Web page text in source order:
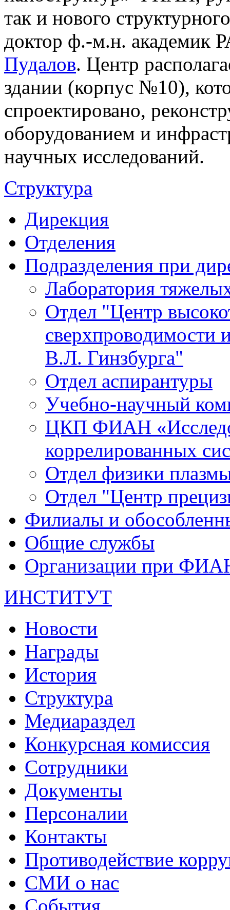
так и нового
доктор ф.-м.н. академик
Пудалов. Центр
здании (корпус №10),
спроектировано,
оборудованием и
научных исследований.
Структура
Дирекция
Отделения
Подразделения при
Лаборатория
Отдел "Центр
сверхпроводимости
В.Л. Гинзбурга"
Отдел аспирантуры
Учебно-научный
ЦКП ФИАН
коррелированных
Отдел физики
Отдел "Центр
Филиалы и
Общие службы
Организации при
ИНСТИТУТ
Новости
Награды
История
Структура
Медиараздел
Конкурсная комиссия
Сотрудники
Документы
Персоналии
Контакты
Противодействие
СМИ о нас
События